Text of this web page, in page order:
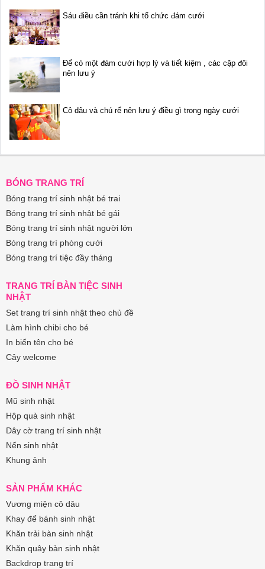
Sáu điều cần tránh khi tổ chức đám cưới
Để có một đám cưới hợp lý và tiết kiệm , các cặp đôi
nên lưu ý
Cô dâu và chú rể nên lưu ý điều gì trong ngày cưới
BÓNG TRANG TRÍ
Bóng trang trí sinh nhật bé trai
Bóng trang trí sinh nhật bé gái
Bóng trang trí sinh nhật người lớn
Bóng trang trí phòng cưới
Bóng trang trí tiệc đầy tháng
TRANG TRÍ BÀN TIỆC SINH
NHẬT
Set trang trí sinh nhật theo chủ đề
Làm hình chibi cho bé
In biển tên cho bé
Cây welcome
ĐỒ SINH NHẬT
Mũ sinh nhật
Hộp quà sinh nhật
Dây cờ trang trí sinh nhật
Nến sinh nhật
Khung ảnh
SẢN PHẨM KHÁC
Vương miện cô dâu
Khay để bánh sinh nhật
Khăn trải bàn sinh nhật
Khăn quây bàn sinh nhật
Backdrop trang trí